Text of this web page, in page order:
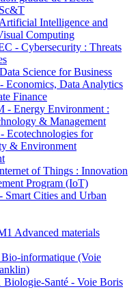
Intelligence and
Computing
- Cybersecurity : Threats
Science for Business
Economics, Data Analytics
Finance
- Energy Environment :
& Management
Ecotechnologies for
& Environment
of Things : Innovation
Program (IoT)
Smart Cities and Urban
Advanced materials
informatique (Voie
Santé - Voie Boris